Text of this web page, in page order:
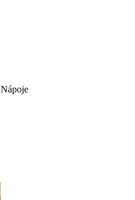
Nápoje